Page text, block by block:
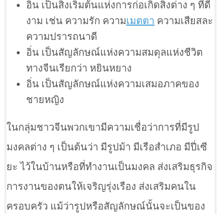
อิ่น เป็นสิ่งเริ่มต้นแห่งการก่อเกิดสิ่งต่าง ๆ ที่ดี
งาม เช่น ความรัก ความเมตตา ความเสียสละ
ความปรารถนาดี
อิ่น เป็นสัญลักษณ์แห่งความสมดุลแห่งชีวิต
ทางจีนเรียกว่า หยินหยาง
อิ่น เป็นสัญลักษณ์แห่งความเสมอภาคของ
ชายหญิง
ในกลุ่มชาวจีนพวกเขามีความเชื่อว่าการที่มีรูป
มงคลต่าง ๆ เป็นต้นว่า มีรูปม้า มีเรือสำเภอ มีปี่เซี
ยะ ไว้ในบ้านหรือที่ทำงานเป็นมงคล ส่งเสริมธุรกิจ
การงานของตนให้เจริญรุ่งเรือง ส่งเสริมคนใน
ครอบครัว แม้ว่ารูปหรือสัญลักษณ์นั้นจะเป็นของ